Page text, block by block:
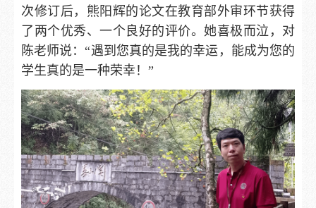
次修订后，熊阳辉的论文在教育部外审环节获得
了两个优秀、一个良好的评价。她喜极而泣，对
陈老师说：“遇到您真的是我的幸运，能成为您的
学生真的是一种荣幸！”